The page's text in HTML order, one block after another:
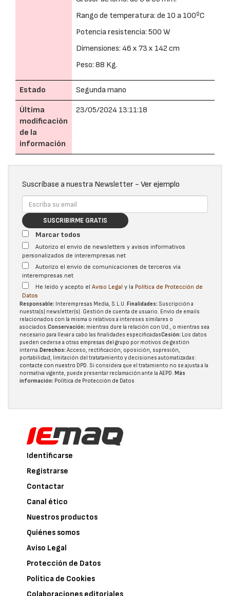
Rango de temperatura: de 10 a 100ºC
Potencia resistencia: 500 W
Dimensiones: 46 x 73 x 142 cm
Peso: 88 Kg.
Estado Segunda mano
Última
modificación
de la
información
23/05/2024 13:11:18
Suscríbase a nuestra Newsletter - Ver ejemplo
SUSCRIBIRME GRATIS
Marcar todos
Autorizo el envío de newsletters y avisos informativos
personalizados de interempresas.net
Autorizo el envío de comunicaciones de terceros vía
interempresas.net
He leído y acepto el Aviso Legal y la Política de Protección de
Datos
Responsable: Interempresas Media, S.L.U. Finalidades: Suscripción a
nuestra(s) newsletter(s). Gestión de cuenta de usuario. Envío de emails
relacionados con la misma o relativos a intereses similares o
asociados.Conservación: mientras dure la relación con Ud., o mientras sea
necesario para llevar a cabo las finalidades especificadasCesión: Los datos
pueden cederse a otras empresas del grupo por motivos de gestión
interna.Derechos: Acceso, rectificación, oposición, supresión,
portabilidad, limitación del tratatamiento y decisiones automatizadas:
contacte con nuestro DPD. Si considera que el tratamiento no se ajusta a la
normativa vigente, puede presentar reclamación ante la AEPD. Más
información: Política de Protección de Datos
Identificarse
Registrarse
Contactar
Canal ético
Nuestros productos
Quiénes somos
Aviso Legal
Protección de Datos
Política de Cookies